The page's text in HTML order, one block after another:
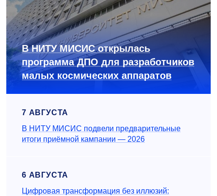
В НИТУ МИСИС открылась
программа ДПО для разработчиков
малых космических аппаратов
7 АВГУСТА
В НИТУ МИСИС подвели предварительные
итоги приёмной кампании — 2026
6 АВГУСТА
Цифровая трансформация без иллюзий: